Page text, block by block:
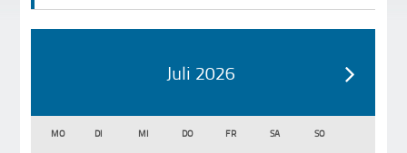
Juli 2026
MO DI MI DO FR SA SO